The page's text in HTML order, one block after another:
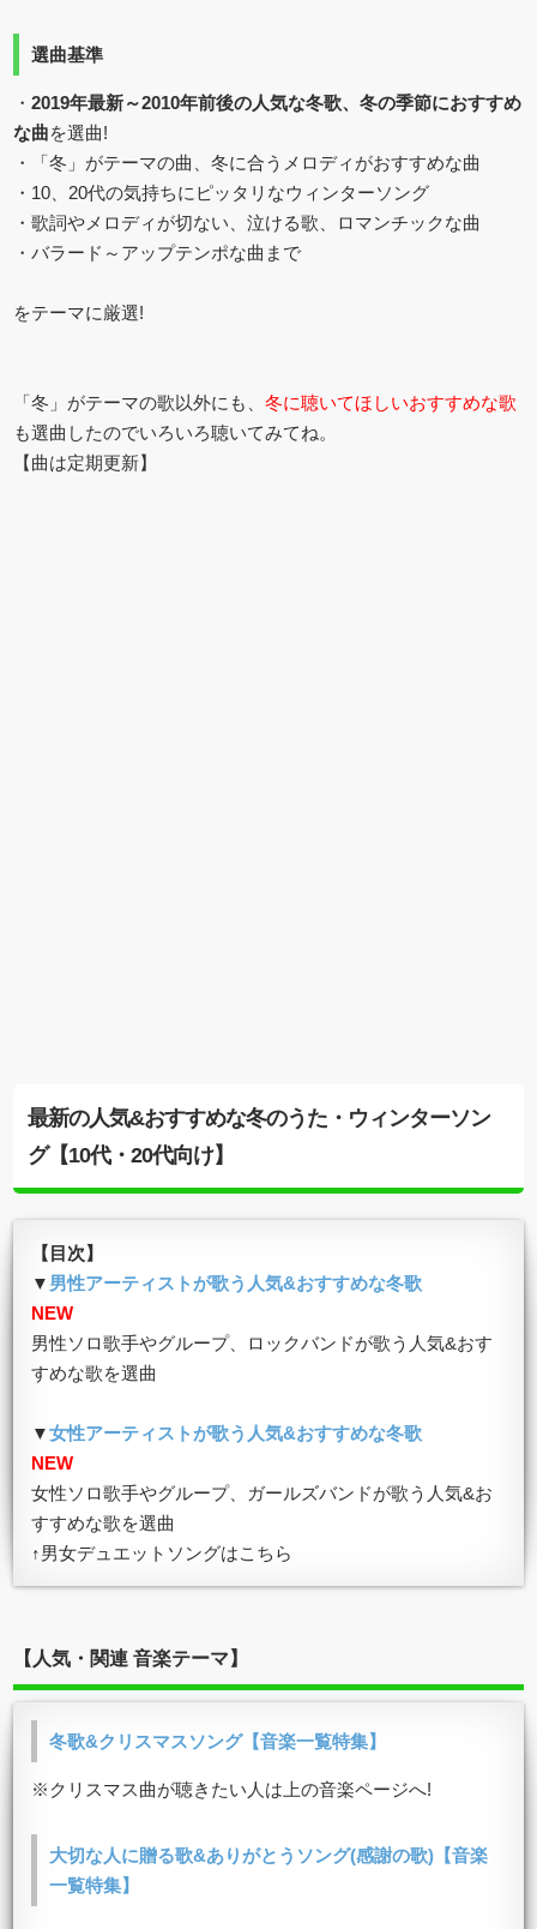
選曲基準
・2019年最新～2010年前後の人気な冬歌、冬の季節におすすめ
な曲を選曲!
・「冬」がテーマの曲、冬に合うメロディがおすすめな曲
・10、20代の気持ちにピッタリなウィンターソング
・歌詞やメロディが切ない、泣ける歌、ロマンチックな曲
・バラード～アップテンポな曲まで
をテーマに厳選!
「冬」がテーマの歌以外にも、冬に聴いてほしいおすすめな歌
も選曲したのでいろいろ聴いてみてね。
【曲は定期更新】
最新の人気&おすすめな冬のうた・ウィンターソン
グ【10代・20代向け】
【目次】
▼ 男性アーティストが歌う人気&おすすめな冬歌
NEW
男性ソロ歌手やグループ、ロックバンドが歌う人気&おす
すめな歌を選曲
▼女性アーティストが歌う人気&おすすめな冬歌
NEW
女性ソロ歌手やグループ、ガールズバンドが歌う人気&お
すすめな歌を選曲
↑男女デュエットソングはこちら
【人気・関連 音楽テーマ】
冬歌&クリスマスソング【音楽一覧特集】
※クリスマス曲が聴きたい人は上の音楽ページへ!
大切な人に贈る歌&ありがとうソング(感謝の歌)【音楽
一覧特集】